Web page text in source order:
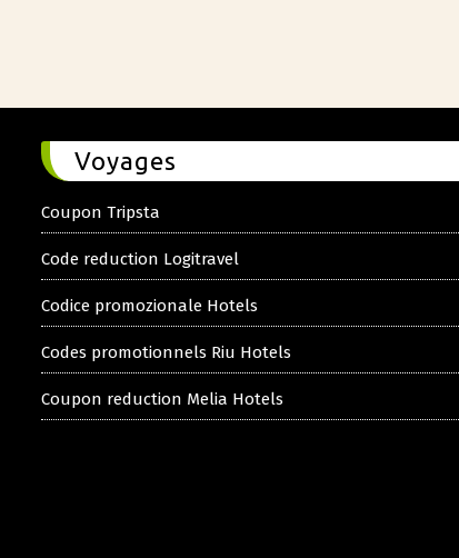
Voyages
Coupon Tripsta
Code reduction Logitravel
Codice promozionale Hotels
Codes promotionnels Riu Hotels
Coupon reduction Melia Hotels